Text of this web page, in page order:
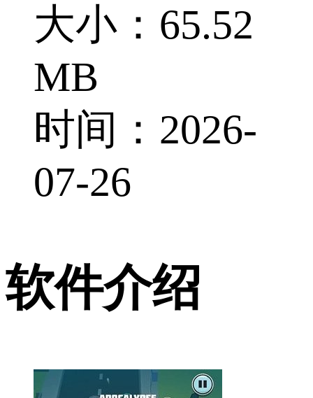
大小：65.52
MB
时间：2026-
07-26
软件介绍